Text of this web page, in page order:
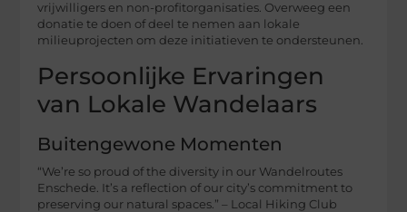
vrijwilligers en non-profitorganisaties. Overweeg een
donatie te doen of deel te nemen aan lokale
milieuprojecten om deze initiatieven te ondersteunen.
Persoonlijke Ervaringen
van Lokale Wandelaars
Buitengewone Momenten
“We’re so proud of the diversity in our Wandelroutes
Enschede. It’s a reflection of our city’s commitment to
preserving our natural spaces.” – Local Hiking Club